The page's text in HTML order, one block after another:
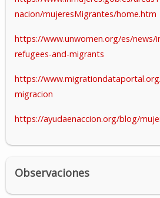
nacion/mujeresMigrantes/home.htm
https://www.unwomen.org/es/news/
refugees-and-migrants
https://
migracion
https://ayudaenaccion.org/blog/
Observaciones